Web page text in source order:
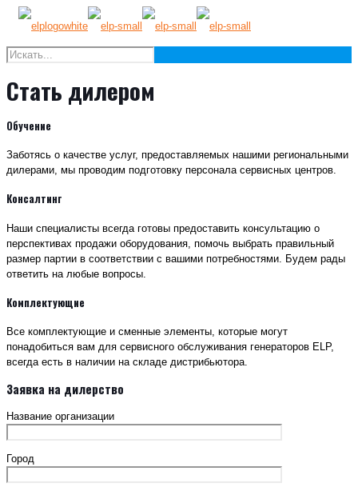
Стать дилером
Обучение
Заботясь о качестве услуг, предоставляемых нашими региональными
дилерами, мы проводим подготовку персонала сервисных центров.
Консалтинг
Наши специалисты всегда готовы предоставить консультацию о
перспективах продажи оборудования, помочь выбрать правильный
размер партии в соответствии с вашими потребностями. Будем рады
ответить на любые вопросы.
Комплектующие
Все комплектующие и сменные элементы, которые могут
понадобиться вам для сервисного обслуживания генераторов ELP,
всегда есть в наличии на складе дистрибьютора.
Заявка на дилерство
Название организации
Город